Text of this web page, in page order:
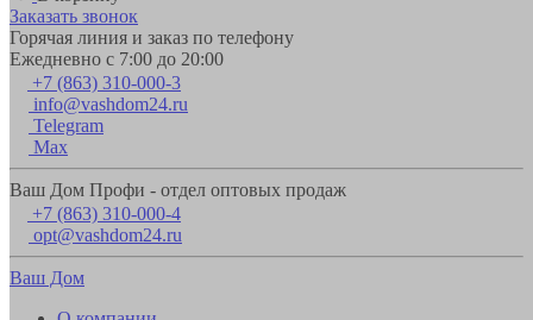
Заказать звонок
Горячая линия и заказ по телефону
Ежедневно с 7:00 до 20:00
+7 (863) 310-000-3
info@vashdom24.ru
Telegram
Max
Ваш Дом Профи - отдел оптовых продаж
+7 (863) 310-000-4
opt@vashdom24.ru
Ваш Дом